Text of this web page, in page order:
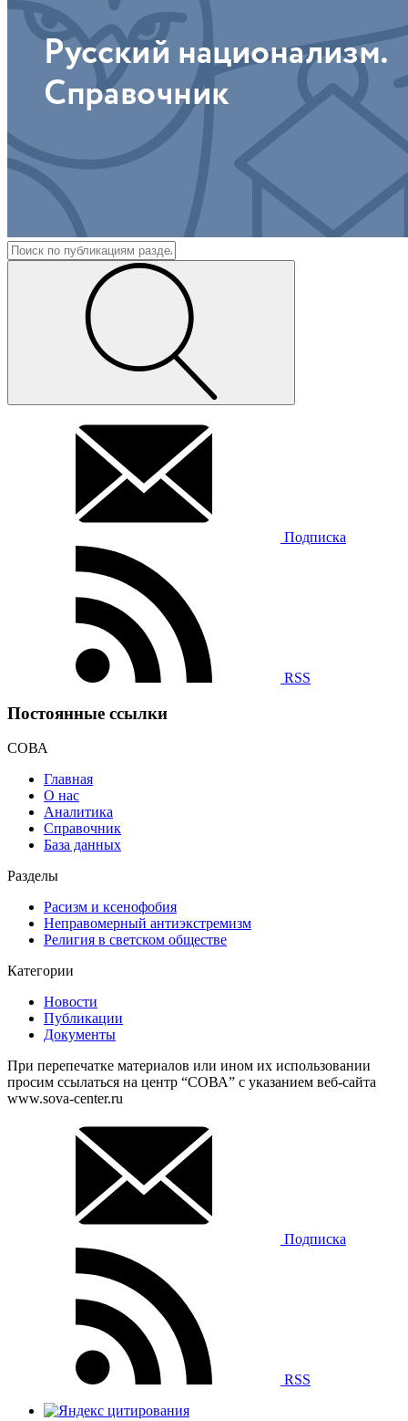
Подписка
RSS
Постоянные ссылки
СОВА
Главная
О нас
Аналитика
Справочник
База данных
Разделы
Расизм и ксенофобия
Неправомерный антиэкстремизм
Религия в светском обществе
Категории
Новости
Публикации
Документы
При перепечатке материалов или ином их использовании
просим ссылаться на центр “СОВА” с указанием веб-сайта
www.sova-center.ru
Подписка
RSS